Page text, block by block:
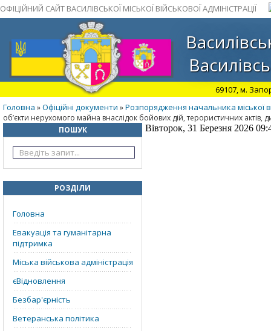
ОФІЦІЙНИЙ САЙТ ВАСИЛІВСЬКОЇ МІСЬКОЇ ВІЙСЬКОВОЇ АДМІНІСТРАЦІЇ
69107, м.
Головна »Офіційні документи »Розпорядження начальника міської
об’єкти нерухомого майна внаслідок бойових дій, терористичних
ПОШУК
РОЗДІЛИ
Головна
Евакуація та гуманітарна
підтримка
Міська військова адміністрація
єВідновлення
Безбар'єрність
Ветеранська політика
Вівторок, 31 Березня 2026